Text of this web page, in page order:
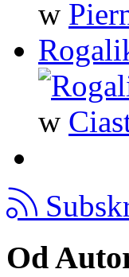
w
w
Od